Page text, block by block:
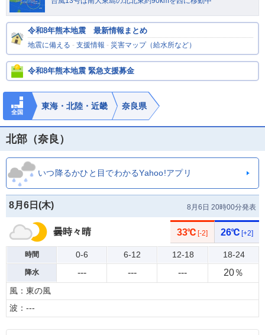
令和8年熊本地震 最新情報まとめ
地震に備える - 支援情報 - 災害マップ（給水所など）
令和8年熊本地震 緊急支援募金
全国
東海・北陸・近畿 奈良県
北部（奈良）
いつ降るかひと目でわかるYahoo!アプリ
8月6日(木) 8月6日 20時00分発表
曇時々晴 33℃ [-2] 26℃ [+2]
時間 0-6 6-12 12-18 18-24
降水 --- --- --- 20％
風：東の風
波：---